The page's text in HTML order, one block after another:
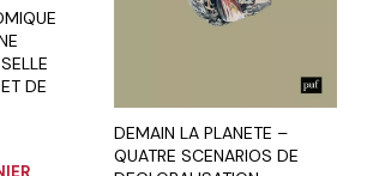
DE
DEMAIN LA PLANETE –
QUATRE SCENARIOS DE